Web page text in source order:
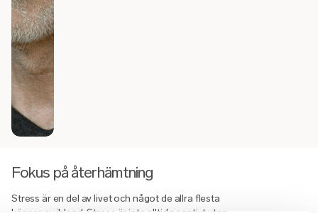
Fokus på återhämtning
Stress är en del av livet och något de allra flesta